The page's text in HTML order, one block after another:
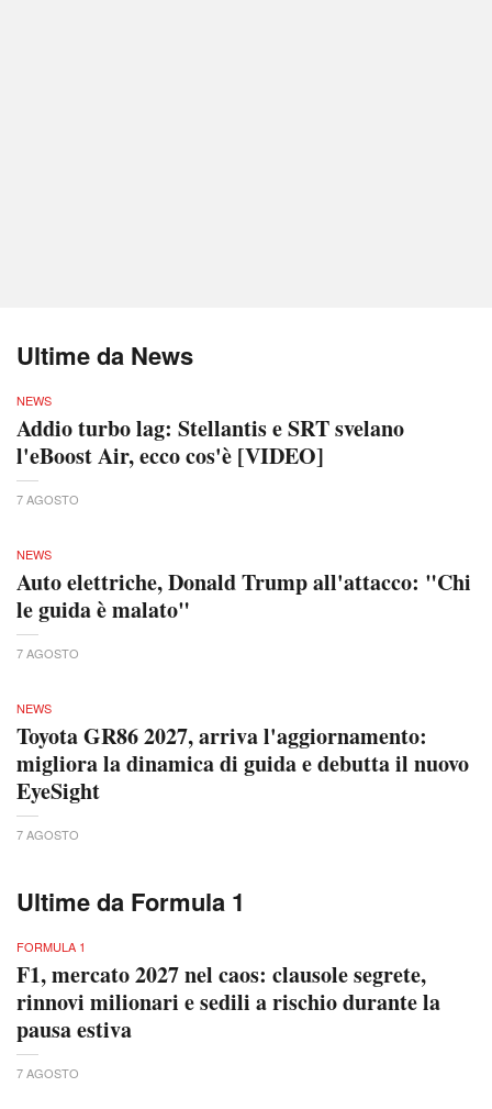
Ultime da News
NEWS
Addio turbo lag: Stellantis e SRT svelano
l'eBoost Air, ecco cos'è [VIDEO]
7 AGOSTO
NEWS
Auto elettriche, Donald Trump all'attacco: "Chi
le guida è malato"
7 AGOSTO
NEWS
Toyota GR86 2027, arriva l'aggiornamento:
migliora la dinamica di guida e debutta il nuovo
EyeSight
7 AGOSTO
Ultime da Formula 1
FORMULA 1
F1, mercato 2027 nel caos: clausole segrete,
rinnovi milionari e sedili a rischio durante la
pausa estiva
7 AGOSTO